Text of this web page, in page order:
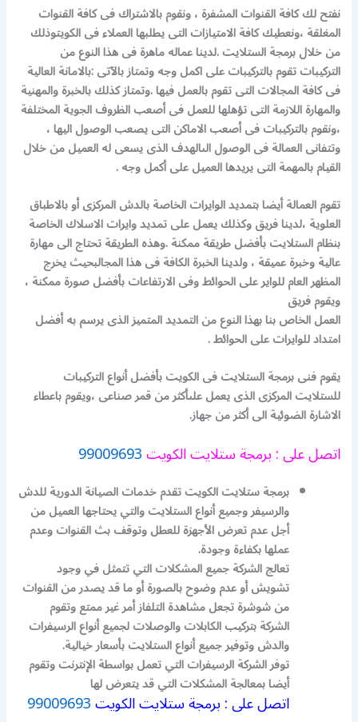
نفتح لك كافة القنوات المشفرة ، ونقوم بالاشتراك فى كافة القنوات
المغلقة ،ونعطيك كافة الامتيازات التى يطلبها العملاء فى الكويتوذلك
من خلال برمجة الستلايت .لدينا عماله ماهرة فى هذا النوع من
التركيباتتقوم بالتركيبات على اكمل وجه وتمتاز بالآتى :بالامانة العالية
فى كافة المجالات التى تقوم بالعمل فيها .وتمتاز كذلك بالخبرة والمهنية
والمهارة اللازمة التى تؤهلها للعمل فى أصعب الظروف الجوية المختلفة
،ونقوم بالتركيبات فى أصعب الاماكن التى يصعب الوصول اليها ،
وتتفانى العمالة فى الوصول الىالهدف الذى يسعى له العميل من خلال
القيام بالمهمة التى يريدها العميل على أكمل وجه .
تقوم العمالة أيضا بتمديد الوايرات الخاصة بالدش المركزى أو بالاطباق
العلوية ،لدينا فريق وكذلك يعمل على تمديد وايرات الاسلاك الخاصة
بنظام الستلايت بأفضل طريقة ممكنة .وهذه الطريقة تحتاج الى مهارة
عالية وخبرة عميقة ، ولدينا الخبرة الكافة فى هذا المجالبحيث يخرج
المظهر العام للواير على الحوائط وفى الارتفاعات بأفضل صورة ممكنة ،
ويقوم فريق
العمل الخاص بنا بهذا النوع من التمديد المتميز الذى يرسم به أفضل
امتداد للوايرات على الحوائط .
يقوم فنى برمجة الستلايت فى الكويت بأفضل أنواع التركيبات
للستلايت المركزى الذى يعمل علىأكثر من قمر صناعى ،ويقوم باعطاء
الاشارة الضوئية الى أكثر من جهاز.
اتصل على : برمجة ستلايت الكويت99009693
برمجة ستلايت الكويت تقدم خدمات الصيانة الدورية للدش
والرسيفر وجميع أنواع الستلايت والتي يحتاجها العميل من
أجل عدم تعرض الأجهزة للعطل وتوقف بث القنوات وعدم
عملها بكفاءة وجودة.
تعالج الشركة جميع المشكلات التي تتمثل في وجود
تشويش أو عدم وضوح بالصورة أو ما قد يصدر من القنوات
من شوشرة تجعل مشاهدة التلفاز أمر غير ممتع وتقوم
الشركة بتركيب الكابلات والوصلات لجميع أنواع الرسيفرات
والدش وتوفير جميع أنواع الستلايت بأسعار خيالية.
توفر الشركة الرسيفرات التي تعمل بواسطة الإنترنت وتقوم
أيضا بمعالجة المشكلات التي قد يتعرض لها
اتصل على : برمجة ستلايت الكويت99009693